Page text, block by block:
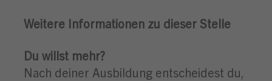
Weitere Informationen zu dieser Stelle
Du willst mehr?
Nach deiner Ausbildung entscheidest du,